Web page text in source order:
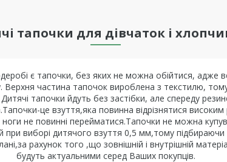
тапочки для дівчаток і
є тапочки, без яких не можна обійтися, адже
Верхня частина тапочок вироблена з текстилю,
тапочки йдуть без застібки, але спереду
це взуття,яка повинна відрізнятися
не повинні перейматися.Тапочки не можна
при виборі дитячого взуття 0,5 мм,тому
рахунок того ,що зовнішній і внутрішній
будуть актуальними серед Ваших покупців.